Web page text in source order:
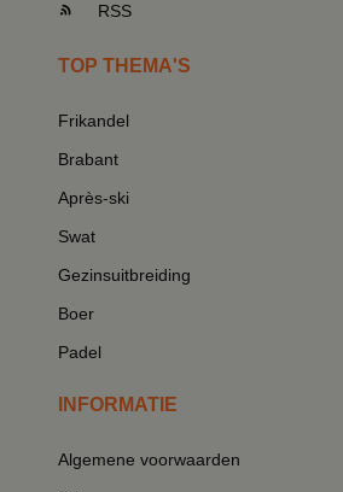
RSS
TOP THEMA'S
Frikandel
Brabant
Après-ski
Swat
Gezinsuitbreiding
Boer
Padel
INFORMATIE
Algemene voorwaarden